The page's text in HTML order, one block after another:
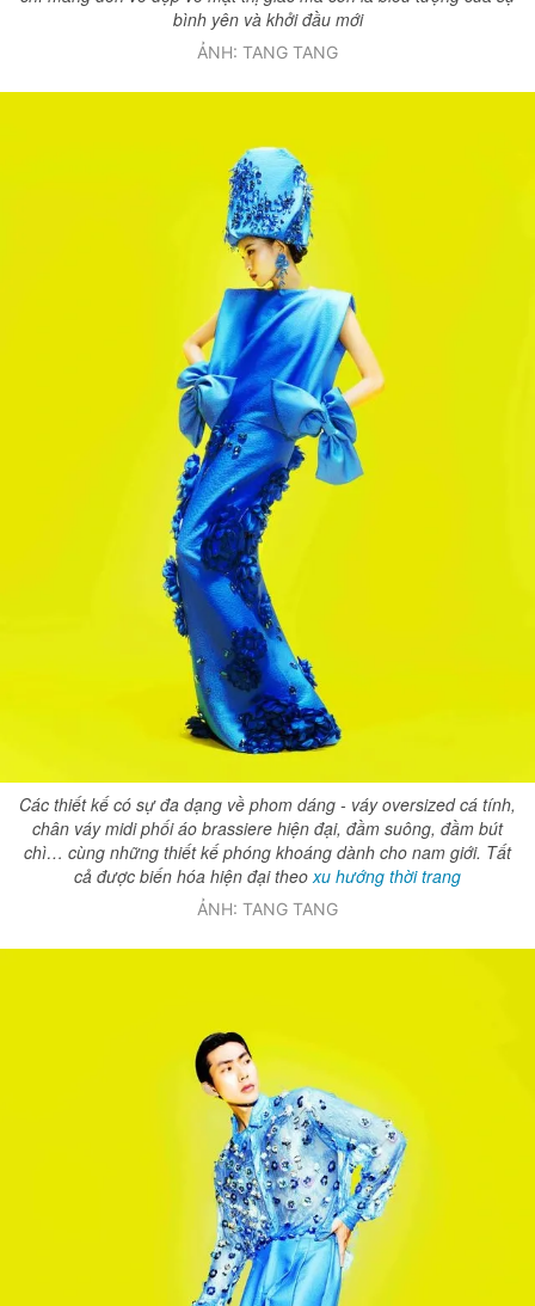
bình yên và khởi đầu mới
ẢNH: TANG TANG
Các thiết kế có sự đa dạng về phom dáng - váy oversized cá tính,
chân váy midi phối áo brassiere hiện đại, đầm suông, đầm bút
chì… cùng những thiết kế phóng khoáng dành cho nam giới. Tất
cả được biến hóa hiện đại theo xu hướng thời trang
ẢNH: TANG TANG